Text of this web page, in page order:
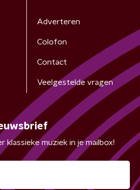
Adverteren
Colofon
Contact
Veelgestelde vragen
klassieke muziek in je mailbox!